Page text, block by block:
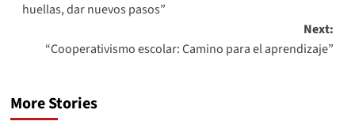
huellas, dar nuevos pasos”
Next:
“Cooperativismo escolar: Camino para el aprendizaje”
More Stories